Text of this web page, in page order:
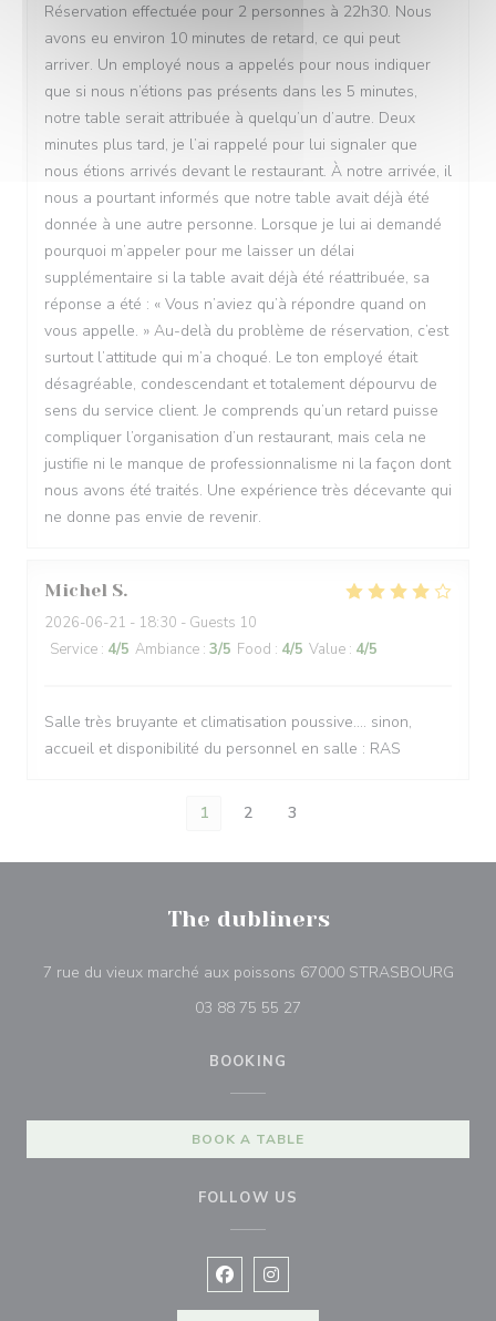
Réservation effectuée pour 2 personnes à 22h30. Nous
avons eu environ 10 minutes de retard, ce qui peut
arriver. Un employé nous a appelés pour nous indiquer
que si nous n’étions pas présents dans les 5 minutes,
notre table serait attribuée à quelqu’un d’autre. Deux
minutes plus tard, je l’ai rappelé pour lui signaler que
nous étions arrivés devant le restaurant. À notre arrivée, il
nous a pourtant informés que notre table avait déjà été
donnée à une autre personne. Lorsque je lui ai demandé
pourquoi m’appeler pour me laisser un délai
supplémentaire si la table avait déjà été réattribuée, sa
réponse a été : « Vous n’aviez qu’à répondre quand on
vous appelle. » Au-delà du problème de réservation, c’est
surtout l’attitude qui m’a choqué. Le ton employé était
désagréable, condescendant et totalement dépourvu de
sens du service client. Je comprends qu’un retard puisse
compliquer l’organisation d’un restaurant, mais cela ne
justifie ni le manque de professionnalisme ni la façon dont
nous avons été traités. Une expérience très décevante qui
ne donne pas envie de revenir.
Michel S
2026-06-21 - 18:30 - Guests 10
Service : 4/5 Ambiance : 3/5 Food : 4/5 Value : 4/5
Salle très bruyante et climatisation poussive.... sinon,
accueil et disponibilité du personnel en salle : RAS
1 2 3
The dubliners
7 rue du vieux marché aux poissons 67000 STRASBOURG
03 88 75 55 27
BOOKING
BOOK A TABLE
FOLLOW US
Facebook ((opens in a new
Instagram ((opens in a new